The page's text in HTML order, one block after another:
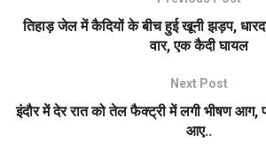
तिहाड़ जेल में कैदियों के बीच हुई खूनी झड़प,
वार, एक कैदी घायल
Next Post
इंदौर में देर रात को तेल फैक्ट्री में लगी भीषण आग,
आए..